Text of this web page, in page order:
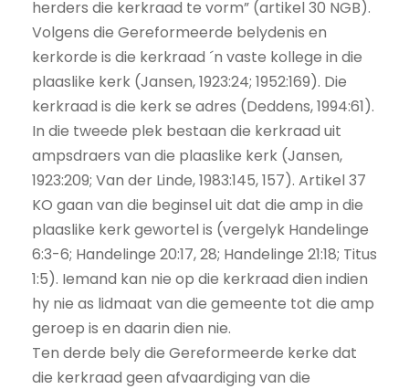
herders die kerkraad te vorm” (artikel 30 NGB).
Volgens die Gereformeerde belydenis en
kerkorde is die kerkraad ´n vaste kollege in die
plaaslike kerk (Jansen, 1923:24; 1952:169). Die
kerkraad is die kerk se adres (Deddens, 1994:61).
In die tweede plek bestaan die kerkraad uit
ampsdraers van die plaaslike kerk (Jansen,
1923:209; Van der Linde, 1983:145, 157). Artikel 37
KO gaan van die beginsel uit dat die amp in die
plaaslike kerk gewortel is (vergelyk Handelinge
6:3-6; Handelinge 20:17, 28; Handelinge 21:18; Titus
1:5). Iemand kan nie op die kerkraad dien indien
hy nie as lidmaat van die gemeente tot die amp
geroep is en daarin dien nie.
Ten derde bely die Gereformeerde kerke dat
die kerkraad geen afvaardiging van die